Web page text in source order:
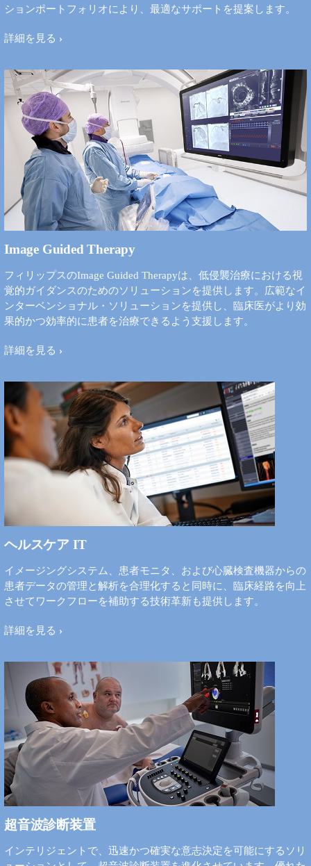
ションポートフォリオにより、最適なサポートを提案します。
詳細を見る
Image Guided Therapy
フィリップスのImage Guided Therapyは、低侵襲治療における視
覚的ガイダンスのためのソリューションを提供します。広範なイ
ンターベンショナル・ソリューションを提供し、臨床医がより効
果的かつ効率的に患者を治療できるよう支援します。​
詳細を見る
ヘルスケア IT
イメージングシステム、患者モニタ、および心臓検査機器からの
患者データの管理と解析を合理化すると同時に、臨床経路を向上
させてワークフローを補助する技術革新も提供します。
詳細を見る
超音波診断装置
インテリジェントで、迅速かつ確実な意志決定を可能にするソリ